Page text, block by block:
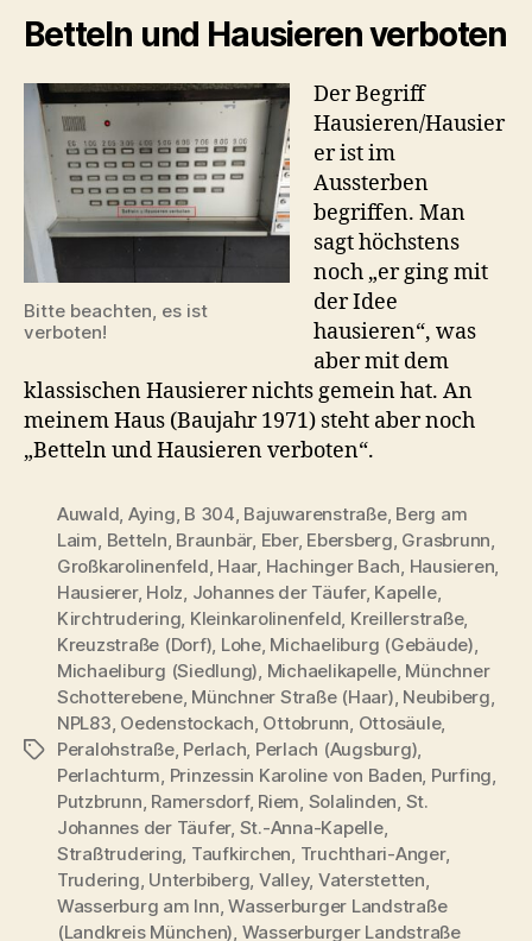
Betteln und Hausieren verboten
Bitte beachten, es ist
verboten!
Der Begriff
Hausieren/Hausier
er ist im
Aussterben
begriffen. Man
sagt höchstens
noch „er ging mit
der Idee
hausieren“, was
aber mit dem
klassischen Hausierer nichts gemein hat. An
meinem Haus (Baujahr 1971) steht aber noch
„Betteln und Hausieren verboten“.
Schlagwörter
Auwald Aying B 304 Bajuwarenstraße, Berg am
Laim Betteln Braunbär, Eber, Ebersberg Grasbrunn
Großkarolinenfeld Haar, Hachinger Bach Hausieren
Hausierer, Holz Johannes der Täufer, Kapelle,
Kirchtrudering Kleinkarolinenfeld Kreillerstraße,
Kreuzstraße (Dorf) Lohe, Michaeliburg (Gebäude)
Michaeliburg (Siedlung) Michaelikapelle, Münchner
Schotterebene, Münchner Straße (Haar) Neubiberg
NPL83 Oedenstockach Ottobrunn Ottosäule,
Peralohstraße, Perlach Perlach (Augsburg)
Perlachturm Prinzessin Karoline von Baden Purfing
Putzbrunn Ramersdorf, Riem Solalinden St.
Johannes der Täufer, St.-Anna-Kapelle,
Straßtrudering Taufkirchen Truchthari-Anger,
Trudering Unterbiberg Valley, Vaterstetten
Wasserburg am Inn ,Wasserburger Landstraße
(Landkreis München) Wasserburger Landstraße